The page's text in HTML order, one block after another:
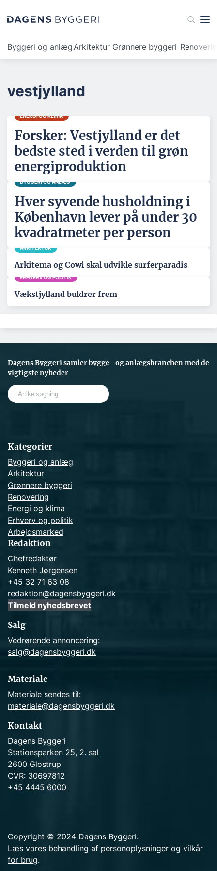
Byggeri og anlægArkitektur Grønnere byggeri
vestjylland
ENERGI OG KLIMA
Forsker: Vestjylland er det
bedste sted i verden til grøn
energiproduktion
BYGGERI OG ANLÆG
Hver syvende husholdning i
København lever på under 30
kvadratmeter per person
ARKITEKTUR
Arkitema og Cowi skal udvikle surferparadis
ERHVERV OG POLITIK
Vækstjylland buldrer frem
Dagens Byggeri samler bygge- og anlægsbranchen med de
vigtigste nyheder
Kategorier
Byggeri og anlæg
Arkitektur
Grønnere byggeri
Renovering
Energi og klima
Erhverv og politik
Arbejdsmarked
Redaktion
Chefredaktør
Kenneth Jørgensen
+45 32 71 63 08
redaktion@dagensbyggeri.dk
Tilmeld nyhedsbrevet
Salg
Vedrørende annoncering:
salg@dagensbyggeri.dk
Materiale
Materiale sendes til:
materiale@dagensbyggeri.dk
Kontakt
Dagens Byggeri
Stationsparken 25, 2. sal
2600 Glostrup
CVR: 30697812
+45 4445 6000
Copyright © 2024 Dagens Byggeri.
Læs vores behandling af personoplysninger og vilkår
for brug.